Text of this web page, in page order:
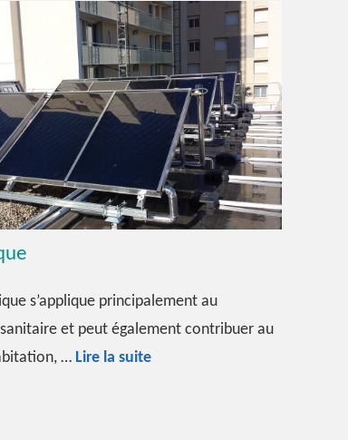
s’applique principalement au
sanitaire et peut également contribuer au
… Lire la suiteSolaire